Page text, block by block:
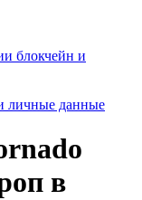
блокчейн и
личные данные
в